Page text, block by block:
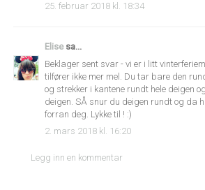
25. februar 2018 kl. 18:34
Elisesa...
Beklager sent svar - vi er i litt
tilfører ikke mer mel. Du tar bare den
og strekker i kantene rundt hele deigen
deigen. SÅ snur du deigen rundt og da
forran deg. Lykke til ! :)
2. mars 2018 kl. 16:20
Legg inn en kommentar